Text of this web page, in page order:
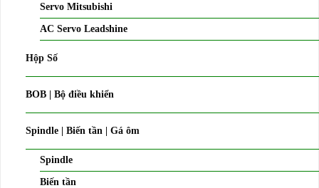
Servo Mitsubishi
AC Servo Leadshine
Hộp Số
BOB | Bộ điều khiển
Spindle | Biến tần | Gá ôm
Spindle
Biến tần